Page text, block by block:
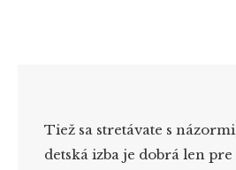
Tiež sa stretávate s
detská izba je dobrá len